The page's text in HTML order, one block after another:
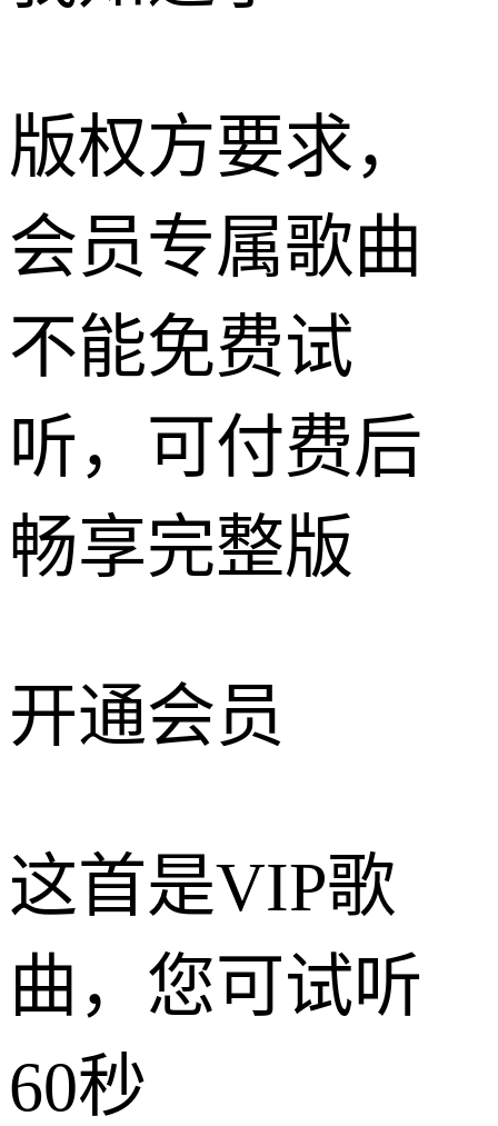
版权方要求，
会员专属歌曲
不能免费试
听，可付费后
畅享完整版
开通会员
这首是VIP歌
曲，您可试听
60秒